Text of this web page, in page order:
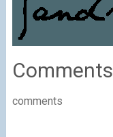
Comments
comments